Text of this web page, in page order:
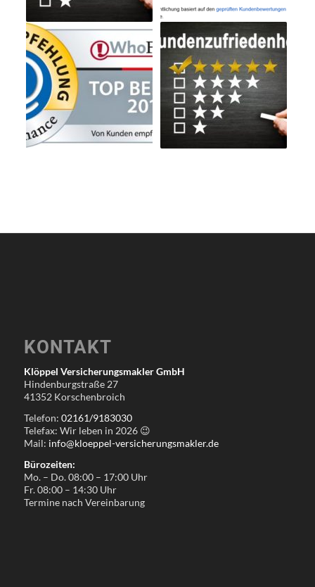
KONTAKT
Klöppel Versicherungsmakler GmbH
Hindenburgstraße 27
41352 Korschenbroich
Telefon: 02161/9183030
Telefax: Wir leben in 2026 😉
Mail: info@kloeppel-versicherungsmakler.de
Bürozeiten:
Mo. – Do. 08:00 – 17:00 Uhr
Fr. 08:00 – 14:30 Uhr
Termine nach Vereinbarung